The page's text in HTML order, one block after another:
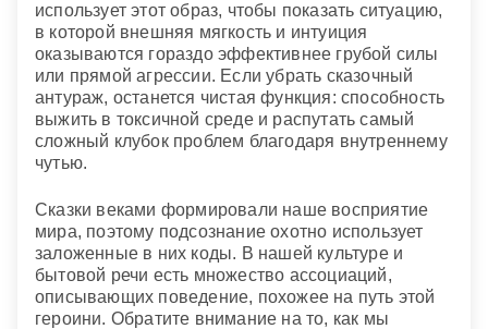
использует этот образ, чтобы показать ситуацию,
в которой внешняя мягкость и интуиция
оказываются гораздо эффективнее грубой силы
или прямой агрессии. Если убрать сказочный
антураж, останется чистая функция: способность
выжить в токсичной среде и распутать самый
сложный клубок проблем благодаря внутреннему
чутью.
Сказки веками формировали наше восприятие
мира, поэтому подсознание охотно использует
заложенные в них коды. В нашей культуре и
бытовой речи есть множество ассоциаций,
описывающих поведение, похожее на путь этой
героини. Обратите внимание на то, как мы